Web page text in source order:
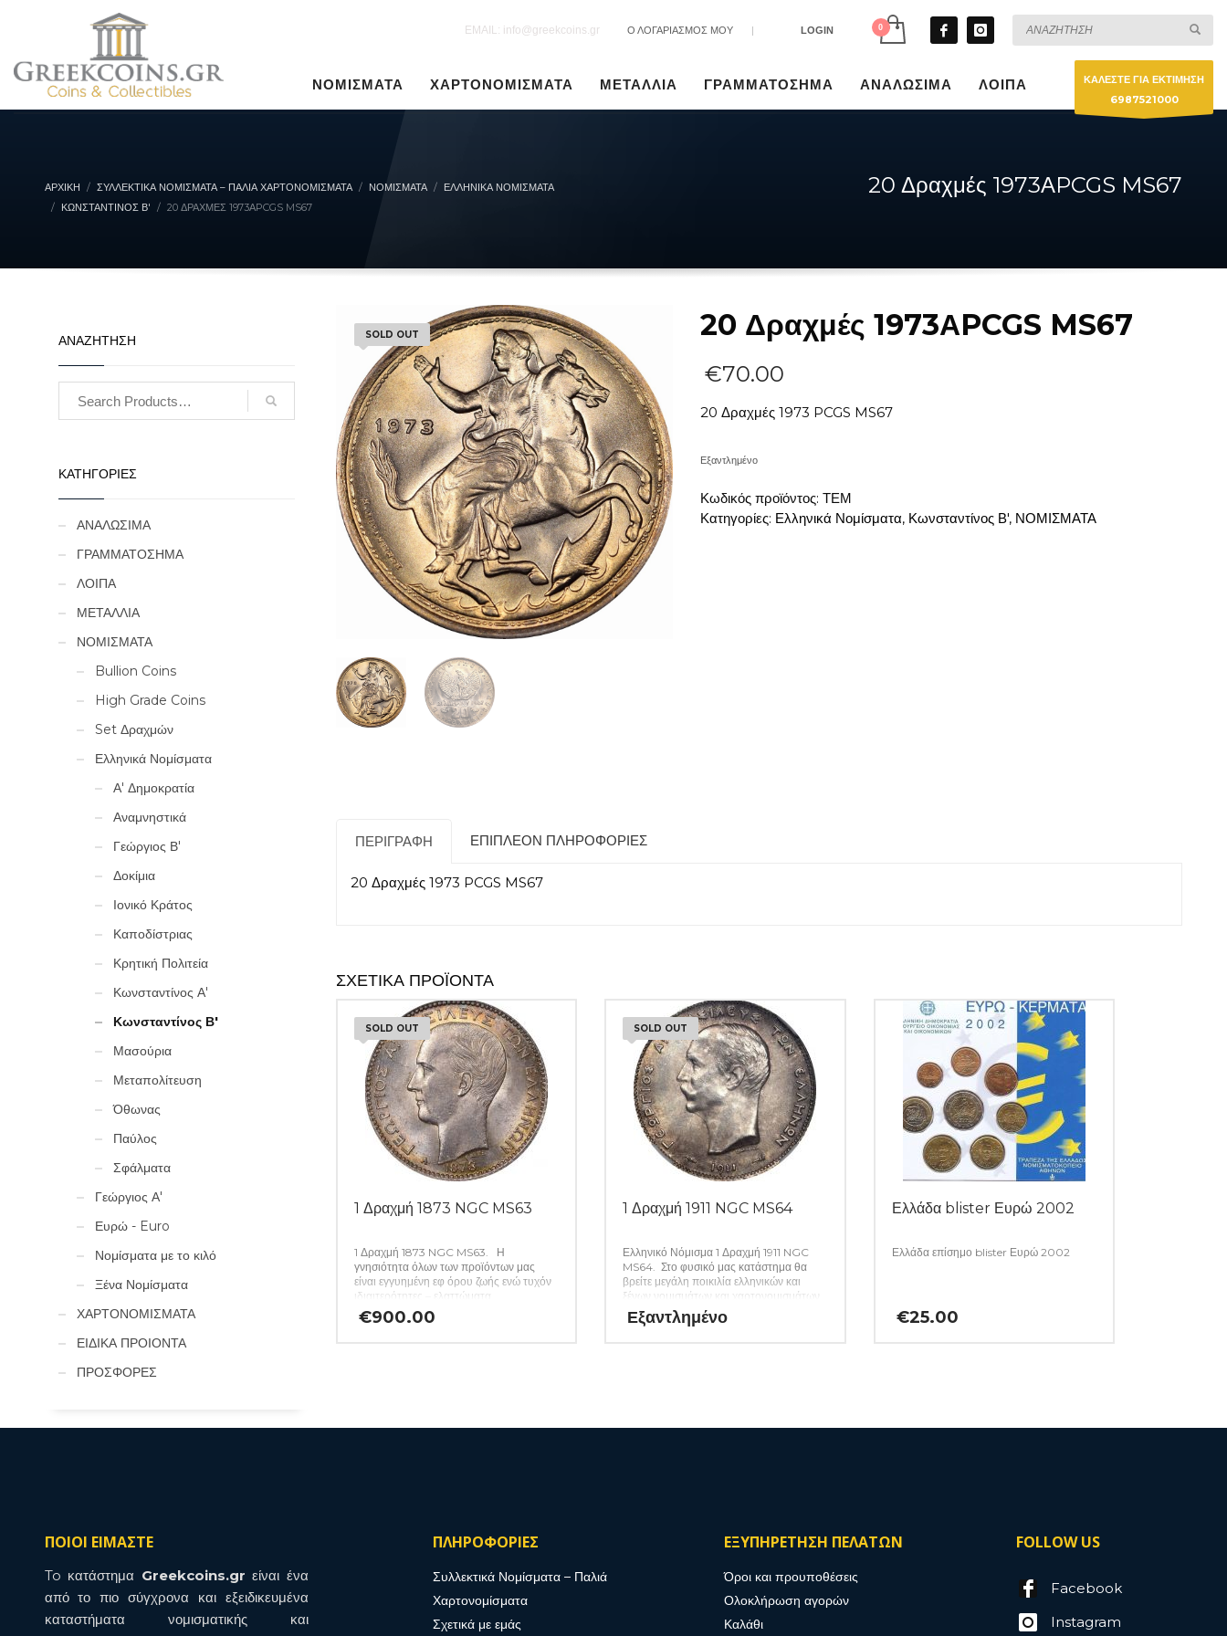
EMAIL: info@greekcoins.gr Ο ΛΟΓΑΡΙΑΣΜΟΣ ΜΟΥ | LOGIN
ΝΟΜΙΣΜΑΤΑ ΧΑΡΤΟΝΟΜΙΣΜΑΤΑ ΜΕΤΑΛΛΙΑ ΓΡΑΜΜΑΤΟΣΗΜΑ ΑΝΑΛΩΣΙΜΑ ΛΟΙΠΑ
ΚΑΛΕΣΤΕ ΓΙΑ ΕΚΤΙΜΗΣΗ
6987521000
ΑΡΧΙΚΉ ΣΥΛΛΕΚΤΙΚΆ ΝΟΜΊΣΜΑΤΑ – ΠΑΛΙΆ ΧΑΡΤΟΝΟΜΊΣΜΑΤΑ ΝΟΜΙΣΜΑΤΑ
ΕΛΛΗΝΙΚΆ ΝΟΜΊΣΜΑΤΑ
ΚΩΝΣΤΑΝΤΊΝΟΣ Β'
20 ΔΡΑΧΜΈΣ 1973ΑPCGS MS67
20 Δραχμές 1973ΑPCGS MS67
SOLD OUT 20 Δραχμές 1973ΑPCGS MS67
€70.00
20 Δραχμές 1973 PCGS MS67
Εξαντλημένο
Κωδικός προϊόντος: ΤΕΜ
Κατηγορίες: Ελληνικά Νομίσματα, Κωνσταντίνος Β', ΝΟΜΙΣΜΑΤΑ
ΠΕΡΙΓΡΑΦΉ ΕΠΙΠΛΈΟΝ ΠΛΗΡΟΦΟΡΊΕΣ
20 Δραχμές 1973 PCGS MS67
ΣΧΕΤΙΚΆ ΠΡΟΪΌΝΤΑ
SOLD OUT
1 Δραχμή 1873 NGC MS63
1 Δραχμή 1873 NGC MS63. Η
γνησιότητα όλων των προϊόντων μας
είναι εγγυημένη εφ όρου ζωής ενώ τυχόν
ιδιαιτερότητες – ελαττώματα
περιγράφονται αναλυτικά εφόσον
υπάρχουν. (Κωδ. 47)
€900.00
SOLD OUT
1 Δραχμή 1911 NGC MS64
Ελληνικό Νόμισμα 1 Δραχμή 1911 NGC
MS64. Στο φυσικό μας κατάστημα θα
βρείτε μεγάλη ποικιλία ελληνικών και
ξένων νομισμάτων και χαρτονομισμάτων
καθώς και όλα τα απαραίτητα αναλώσιμα
για την συλλογή σας. (Κωδ. 46)
Εξαντλημένο
Ελλάδα blister Ευρώ 2002
Ελλάδα επίσημο blister Ευρώ 2002
€25.00
ΑΝΑΖΗΤΗΣΗ
ΚΑΤΗΓΟΡΙΕΣ
ΑΝΑΛΩΣΙΜΑ
ΓΡΑΜΜΑΤΟΣΗΜΑ
ΛΟΙΠΑ
ΜΕΤΑΛΛΙΑ
ΝΟΜΙΣΜΑΤΑ
Bullion Coins
High Grade Coins
Set Δραχμών
Ελληνικά Νομίσματα
Α' Δημοκρατία
Αναμνηστικά
Γεώργιος Β'
Δοκίμια
Ιονικό Κράτος
Καποδίστριας
Κρητική Πολιτεία
Κωνσταντίνος Α'
Κωνσταντίνος Β'
Μασούρια
Μεταπολίτευση
Όθωνας
Παύλος
Σφάλματα
Γεώργιος Α'
Ευρώ - Euro
Νομίσματα με το κιλό
Ξένα Νομίσματα
ΧΑΡΤΟΝΟΜΙΣΜΑΤΑ
ΕΙΔΙΚΑ ΠΡΟΙΟΝΤΑ
ΠΡΟΣΦΟΡΕΣ
ΠΟΙΟΙ ΕΙΜΑΣΤΕ
To κατάστημα Greekcoins.gr είναι ένα
από το πιο σύγχρονα και εξειδικευμένα
καταστήματα νομισματικής και
ΠΛΗΡΟΦΟΡΙΕΣ
Συλλεκτικά Νομίσματα – Παλιά
Χαρτονομίσματα
Σχετικά με εμάς
ΕΞΥΠΗΡΕΤΗΣΗ ΠΕΛΑΤΩΝ
Όροι και προυποθέσεις
Ολοκλήρωση αγορών
Καλάθι
FOLLOW US
Facebook
Instagram